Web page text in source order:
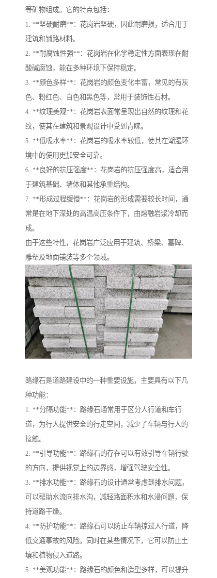
等矿物组成。它的特点包括：
1. **坚硬耐磨**：花岗岩坚硬，因此耐磨损，适合用于
建筑和铺路材料。
2. **耐腐蚀性强**：花岗岩在化学稳定性方面表现在耐
酸碱腐蚀，能在多种环境下保持稳定。
3. **颜色多样**：花岗岩的颜色变化丰富，常见的有灰
色、粉红色、白色和黑色等，常用于装饰性石材。
4. **纹理美观**：花岗岩表面常呈现出自然的纹理和花
纹，使其在建筑和景观设计中受到青睐。
5. **低吸水率**：花岗岩的吸水率较低，使其在潮湿环
境中的使用更加安全可靠。
6. **良好的抗压强度**：花岗岩的抗压强度高，适合用
于建筑基础、墙体和其他承重结构。
7. **形成过程缓慢**：花岗岩的形成需要较长时间，通
常是在地下深处的高温高压条件下，由熔融岩浆冷却而
成。
由于这些特性，花岗岩广泛应用于建筑、桥梁、墓碑、
雕塑及地面铺装等多个领域。
路缘石是道路建设中的一种重要设施，主要具有以下几
种功能：
1. **分隔功能**：路缘石通常用于区分人行道和车行
道，为行人提供安全的行走空间，减少了车辆与行人的
接触。
2. **引导功能**：路缘石的存在可以有效引导车辆行驶
的方向，提供视觉上的边界感，增强驾驶安全性。
3. **排水功能**：路缘石的设计通常考虑到排水问题，
可以帮助水流向排水沟，减轻路面积水和水浸问题，保
持道路干燥。
4. **防护功能**：路缘石可以防止车辆掠过人行道，降
低交通事故的风险。同时在某些情况下，它可以防止土
壤和植物侵入道路。
5. **美观功能**：路缘石的颜色和造型多样，可以提升